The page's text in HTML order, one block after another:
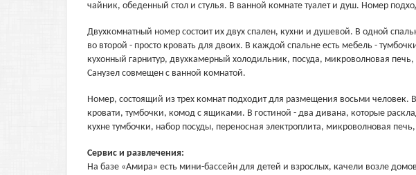
чайник, обеденный стол и стулья. В ванной комнате туалет и душ. Номер
Двухкомнатный номер состоит их двух спален, кухни и душевой. В одной
во второй - просто кровать для двоих. В каждой спальне есть мебель -
кухонный гарнитур, двухкамерный холодильник, посуда, микроволновая
Санузел совмещен с ванной комнатой.
Номер, состоящий из трех комнат подходит для размещения восьми человек.
кровати, тумбочки, комод с ящиками. В гостиной - два дивана, которые
кухне тумбочки, набор посуды, переносная электроплита, микроволновая
Сервис и развлечения:
На базе «Амира» есть мини-бассейн для детей и взрослых, качели возле